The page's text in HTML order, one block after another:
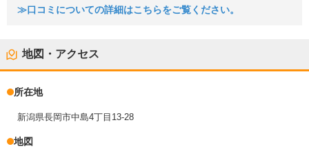
≫口コミについての詳細はこちらをご覧ください。
地図・アクセス
所在地
新潟県長岡市中島4丁目13-28
地図